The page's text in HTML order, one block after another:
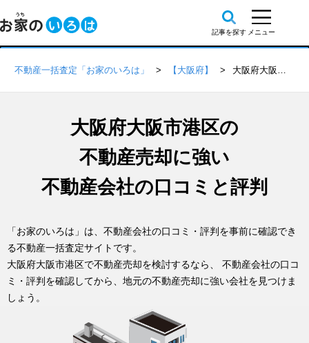
不動産一括査定「お家のいろは」 【大阪府】 大阪府大阪市港区の不動産会社 口コミ・評判一覧
大阪府大阪市港区の
不動産売却に強い
不動産会社の口コミと評判
「お家のいろは」は、不動産会社の口コミ・評判を事前に確認でき
る不動産一括査定サイトです。
大阪府大阪市港区で不動産売却を検討するなら、 不動産会社の口コ
ミ・評判を確認してから、地元の不動産売却に強い会社を見つけま
しょう。